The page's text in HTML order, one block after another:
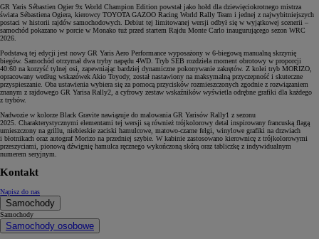
GR Yaris Sébastien Ogier 9x World Champion Edition powstał jako hołd dla dziewięciokrotnego mistrza
świata Sébastiena Ogiera, kierowcy TOYOTA GAZOO Racing World Rally Team i jednej z najwybitniejszych
postaci w historii rajdów samochodowych. Debiut tej limitowanej wersji odbył się w wyjątkowej scenerii –
samochód pokazano w porcie w Monako tuż przed startem Rajdu Monte Carlo inaugurującego sezon WRC
2026.
Podstawą tej edycji jest nowy GR Yaris Aero Performance wyposażony w 6-biegową manualną skrzynię
biegów. Samochód otrzymał dwa tryby napędu 4WD. Tryb SEB rozdziela moment obrotowy w proporcji
40:60 na korzyść tylnej osi, zapewniając bardziej dynamiczne pokonywanie zakrętów. Z kolei tryb MORIZO,
opracowany według wskazówek Akio Toyody, został nastawiony na maksymalną przyczepność i skuteczne
przyspieszanie. Oba ustawienia wybiera się za pomocą przycisków rozmieszczonych zgodnie z rozwiązaniem
znanym z rajdowego GR Yarisa Rally2, a cyfrowy zestaw wskaźników wyświetla odrębne grafiki dla każdego
z trybów.
Nadwozie w kolorze Black Gravite nawiązuje do malowania GR Yarisów Rally1 z sezonu
2025. Charakterystycznymi elementami tej wersji są również trójkolorowy detal inspirowany francuską flagą
umieszczony na grillu, niebieskie zaciski hamulcowe, matowo-czarne felgi, winylowe grafiki na drzwiach
i błotnikach oraz autograf Morizo na przedniej szybie. W kabinie zastosowano kierownicę z trójkolorowymi
przeszyciami, pionową dźwignię hamulca ręcznego wykończoną skórą oraz tabliczkę z indywidualnym
numerem seryjnym.
Kontakt
Napisz do nas
Samochody
Samochody
Samochody osobowe